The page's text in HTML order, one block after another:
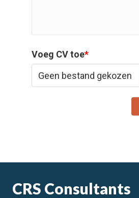
Voeg CV toe*
Geen bestand gekozen
CRS Consultants